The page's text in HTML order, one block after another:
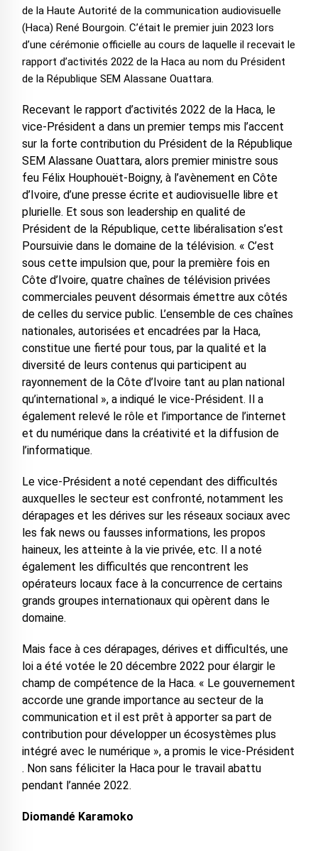
de la Haute Autorité de la communication audiovisuelle
(Haca) René Bourgoin. C’était le premier juin 2023 lors
d’une cérémonie officielle au cours de laquelle il recevait le
rapport d’activités 2022 de la Haca au nom du Président
de la République SEM Alassane Ouattara.
Recevant le rapport d’activités 2022 de la Haca, le
vice-Président a dans un premier temps mis l’accent
sur la forte contribution du Président de la République
SEM Alassane Ouattara, alors premier ministre sous
feu Félix Houphouët-Boigny, à l’avènement en Côte
d’Ivoire, d’une presse écrite et audiovisuelle libre et
plurielle. Et sous son leadership en qualité de
Président de la République, cette libéralisation s’est
Poursuivie dans le domaine de la télévision. « C’est
sous cette impulsion que, pour la première fois en
Côte d’Ivoire, quatre chaînes de télévision privées
commerciales peuvent désormais émettre aux côtés
de celles du service public. L’ensemble de ces chaînes
nationales, autorisées et encadrées par la Haca,
constitue une fierté pour tous, par la qualité et la
diversité de leurs contenus qui participent au
rayonnement de la Côte d’Ivoire tant au plan national
qu’international », a indiqué le vice-Président. Il a
également relevé le rôle et l’importance de l’internet
et du numérique dans la créativité et la diffusion de
l’informatique.
Le vice-Président a noté cependant des difficultés
auxquelles le secteur est confronté, notamment les
dérapages et les dérives sur les réseaux sociaux avec
les fak news ou fausses informations, les propos
haineux, les atteinte à la vie privée, etc. Il a noté
également les difficultés que rencontrent les
opérateurs locaux face à la concurrence de certains
grands groupes internationaux qui opèrent dans le
domaine.
Mais face à ces dérapages, dérives et difficultés, une
loi a été votée le 20 décembre 2022 pour élargir le
champ de compétence de la Haca. « Le gouvernement
accorde une grande importance au secteur de la
communication et il est prêt à apporter sa part de
contribution pour développer un écosystèmes plus
intégré avec le numérique », a promis le vice-Président
. Non sans féliciter la Haca pour le travail abattu
pendant l’année 2022.
Diomandé Karamoko